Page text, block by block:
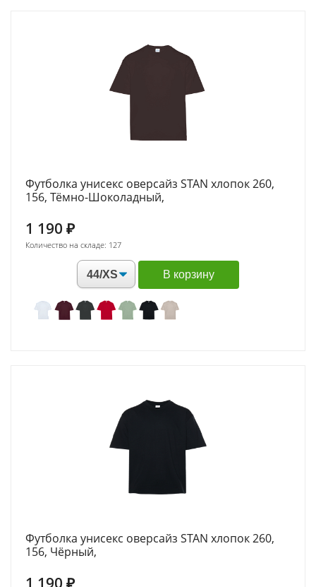
Футболка унисекс оверсайз STAN хлопок 260,
156, Тёмно-Шоколадный,
1 190 ₽
Количество на складе: 127
В корзину
Футболка унисекс оверсайз STAN хлопок 260,
156, Чёрный,
1 190 ₽